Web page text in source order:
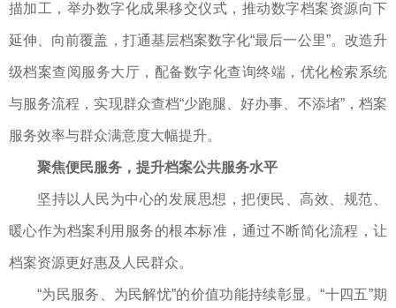
描加工，举办数字化成果移交仪式，推动数字档案资源向下
延伸、向前覆盖，打通基层档案数字化“最后一公里”。改造升
级档案查阅服务大厅，配备数字化查询终端，优化检索系统
与服务流程，实现群众查档“少跑腿、好办事、不添堵”，档案
服务效率与群众满意度大幅提升。
聚焦便民服务，提升档案公共服务水平
坚持以人民为中心的发展思想，把便民、高效、规范、
暖心作为档案利用服务的根本标准，通过不断简化流程，让
档案资源更好惠及人民群众。
“为民服务、为民解忧”的价值功能持续彰显。“十四五”期